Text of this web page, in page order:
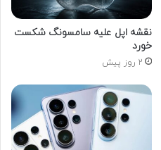
نقشه اپل علیه سامسونگ شکست
خورد
2 روز پیش